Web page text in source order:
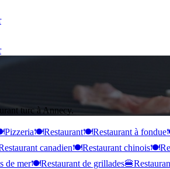
turc à Annecy.
Pizzeria🍽️Restaurant🍽️Restaurant à fondue
canadien🍽️Restaurant chinois🍽️
de mer🍽️Restaurant de grillades🍔